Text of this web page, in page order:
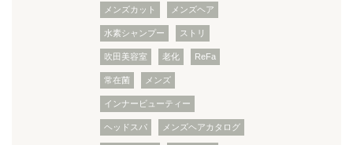
メンズカット メンズヘア
水素シャンプー ストリ
吹田美容室 老化 ReFa
常在菌 メンズ
インナービューティー
ヘッドスパ メンズヘアカタログ